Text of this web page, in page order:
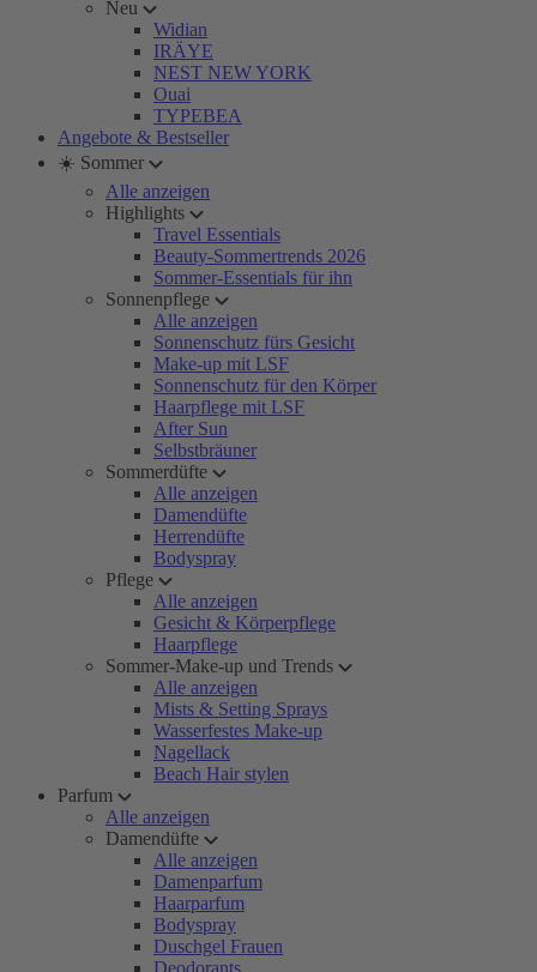
Neu
Widian
IRÄYE
NEST NEW YORK
Ouai
TYPEBEA
Angebote & Bestseller
☀️ Sommer
Alle anzeigen
Highlights
Travel Essentials
Beauty-Sommertrends 2026
Sommer-Essentials für ihn
Sonnenpflege
Alle anzeigen
Sonnenschutz fürs Gesicht
Make-up mit LSF
Sonnenschutz für den Körper
Haarpflege mit LSF
After Sun
Selbstbräuner
Sommerdüfte
Alle anzeigen
Damendüfte
Herrendüfte
Bodyspray
Pflege
Alle anzeigen
Gesicht & Körperpflege
Haarpflege
Sommer-Make-up und Trends
Alle anzeigen
Mists & Setting Sprays
Wasserfestes Make-up
Nagellack
Beach Hair stylen
Parfum
Alle anzeigen
Damendüfte
Alle anzeigen
Damenparfum
Haarparfum
Bodyspray
Duschgel Frauen
Deodorants